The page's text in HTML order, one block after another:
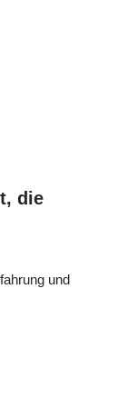
die
und